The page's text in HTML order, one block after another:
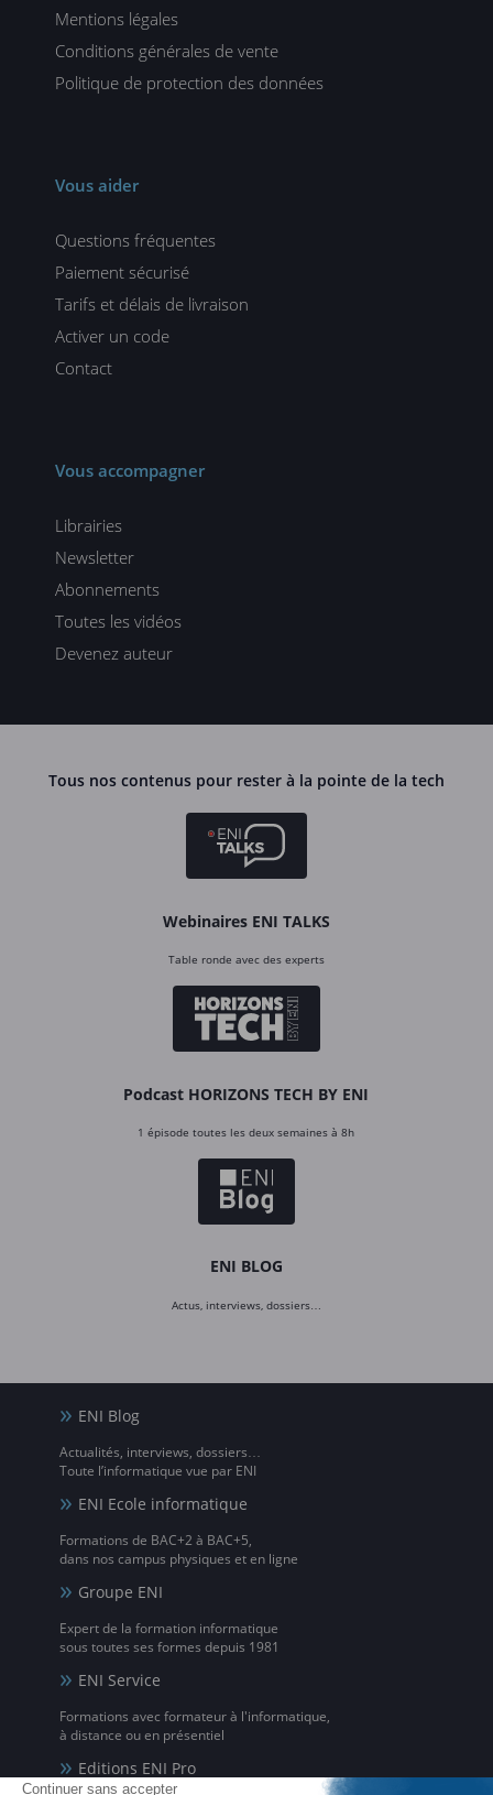
Mentions légales
Conditions générales de vente
Politique de protection des données
Vous aider
Questions fréquentes
Paiement sécurisé
Tarifs et délais de livraison
Activer un code
Contact
Vous accompagner
Librairies
Newsletter
Abonnements
Toutes les vidéos
Devenez auteur
Tous nos contenus pour rester à la pointe de la tech
Webinaires ENI TALKS
Table ronde avec des experts
Podcast HORIZONS TECH BY ENI
1 épisode toutes les deux semaines à 8h
ENI BLOG
Actus, interviews, dossiers…
ENI Blog
Actualités, interviews, dossiers…
Toute l’informatique vue par ENI
ENI Ecole informatique
Formations de BAC+2 à BAC+5,
dans nos campus physiques et en ligne
Groupe ENI
Expert de la formation informatique
sous toutes ses formes depuis 1981
ENI Service
Formations avec formateur à l'informatique,
à distance ou en présentiel
Editions ENI Pro